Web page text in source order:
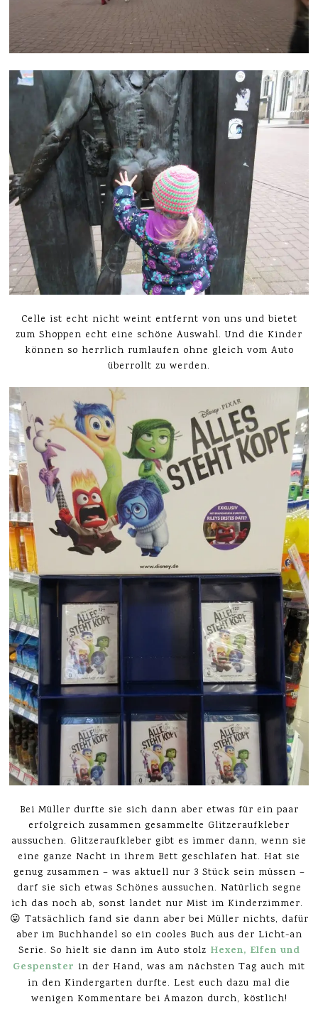
Celle ist echt nicht weint entfernt von uns und bietet
zum Shoppen echt eine schöne Auswahl. Und die Kinder
können so herrlich rumlaufen ohne gleich vom Auto
überrollt zu werden.
Bei Müller durfte sie sich dann aber etwas für ein paar
erfolgreich zusammen gesammelte Glitzeraufkleber
aussuchen. Glitzeraufkleber gibt es immer dann, wenn sie
eine ganze Nacht in ihrem Bett geschlafen hat. Hat sie
genug zusammen – was aktuell nur 3 Stück sein müssen –
darf sie sich etwas Schönes aussuchen. Natürlich segne
ich das noch ab, sonst landet nur Mist im Kinderzimmer.
😛 Tatsächlich fand sie dann aber bei Müller nichts, dafür
aber im Buchhandel so ein cooles Buch aus der Licht-an
Serie. So hielt sie dann im Auto stolz Hexen, Elfen und
Gespenster in der Hand, was am nächsten Tag auch mit
in den Kindergarten durfte. Lest euch dazu mal die
wenigen Kommentare bei Amazon durch, köstlich!